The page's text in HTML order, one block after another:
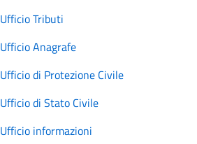
Ufficio Tributi
Ufficio Anagrafe
Ufficio di Protezione Civile
Ufficio di Stato Civile
Ufficio informazioni